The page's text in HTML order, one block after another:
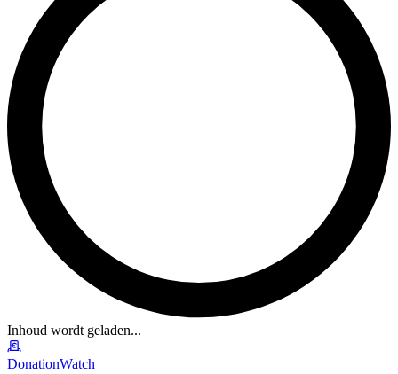
Inhoud wordt geladen...
DonationWatch